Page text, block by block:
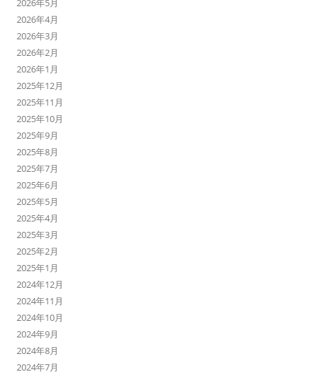
2026年5月
2026年4月
2026年3月
2026年2月
2026年1月
2025年12月
2025年11月
2025年10月
2025年9月
2025年8月
2025年7月
2025年6月
2025年5月
2025年4月
2025年3月
2025年2月
2025年1月
2024年12月
2024年11月
2024年10月
2024年9月
2024年8月
2024年7月